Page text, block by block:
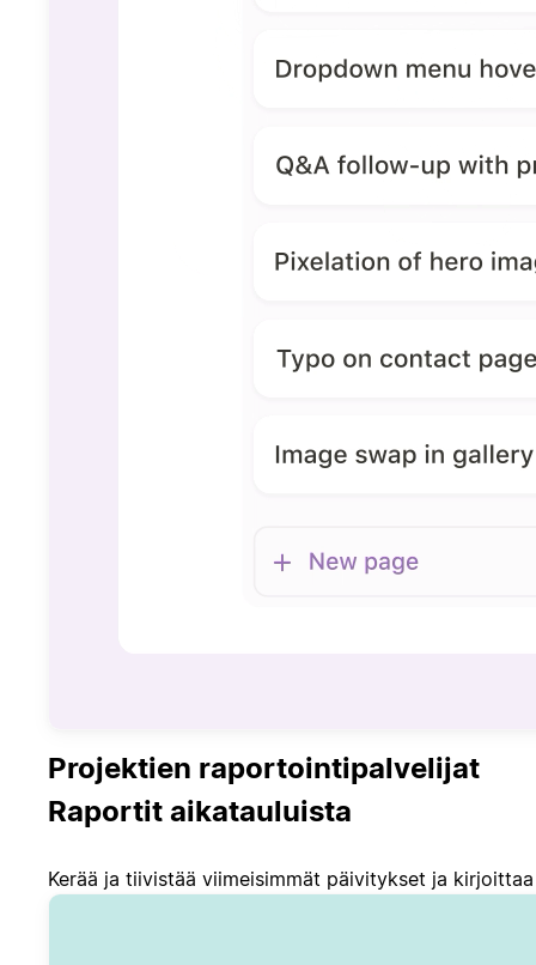
Projektien raportointipalvelijat
Raportit aikatauluista
Kerää ja tiivistää viimeisimmät päivitykset ja